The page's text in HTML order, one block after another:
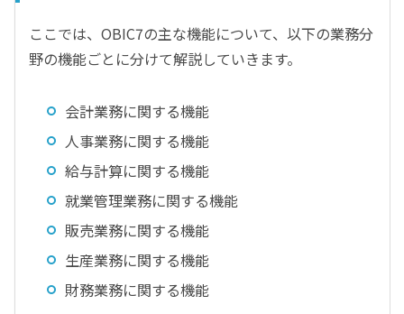
ここでは、OBIC7の主な機能について、以下の業務分
野の機能ごとに分けて解説していきます。
会計業務に関する機能
人事業務に関する機能
給与計算に関する機能
就業管理業務に関する機能
販売業務に関する機能
生産業務に関する機能
財務業務に関する機能